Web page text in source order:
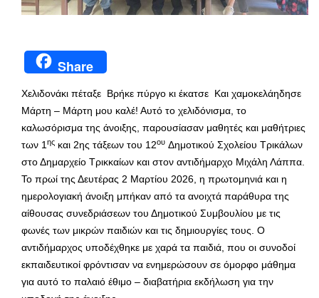
Share
Χελιδονάκι πέταξε Βρήκε πύργο κι έκατσε Και χαμοκελάηδησε
Μάρτη – Μάρτη μου καλέ! Αυτό το χελιδόνισμα, το
καλωσόρισμα της άνοιξης, παρουσίασαν μαθητές και μαθήτριες
των 1 ης και 2ης τάξεων του 12ου Δημοτικού Σχολείου Τρικάλων
στο Δημαρχείο Τρικκαίων και στον αντιδήμαρχο Μιχάλη Λάππα.
Το πρωί της Δευτέρας 2 Μαρτίου 2026, η πρωτομηνιά και η
ημερολογιακή άνοιξη μπήκαν από τα ανοιχτά παράθυρα της
αίθουσας συνεδριάσεων του Δημοτικού Συμβουλίου με τις
φωνές των μικρών παιδιών και τις δημιουργίες τους. Ο
αντιδήμαρχος υποδέχθηκε με χαρά τα παιδιά, που οι συνοδοί
εκπαιδευτικοί φρόντισαν να ενημερώσουν σε όμορφο μάθημα
για αυτό το παλαιό έθιμο – διαβατήρια εκδήλωση για την